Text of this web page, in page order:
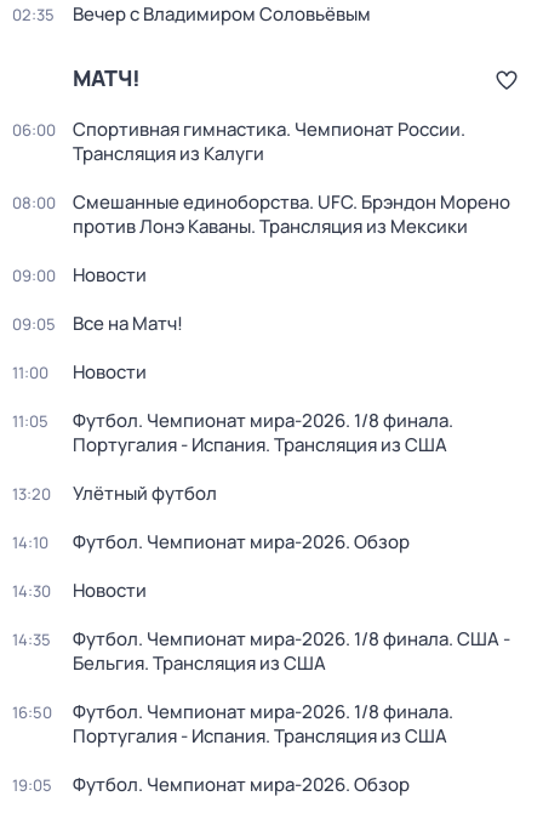
02:35 Вечер с Владимиром Соловьёвым
МАТЧ!
06:00
Спортивная гимнастика. Чемпионат России.
Трансляция из Калуги
08:00
Смешанные единоборства. UFC. Брэндон Морено
против Лонэ Каваны. Трансляция из Мексики
09:00 Новости
09:05 Все на Матч!
11:00 Новости
11:05
Футбол. Чемпионат мира-2026. 1/8 финала.
Португалия - Испания. Трансляция из США
13:20 Улётный футбол
14:10 Футбол. Чемпионат мира-2026. Обзор
14:30 Новости
14:35
Футбол. Чемпионат мира-2026. 1/8 финала. США -
Бельгия. Трансляция из США
16:50
Футбол. Чемпионат мира-2026. 1/8 финала.
Португалия - Испания. Трансляция из США
19:05 Футбол. Чемпионат мира-2026. Обзор